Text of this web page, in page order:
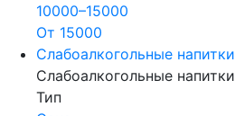
10000–15000
От 15000
Слабоалкогольные напитки
Слабоалкогольные напитки
Тип